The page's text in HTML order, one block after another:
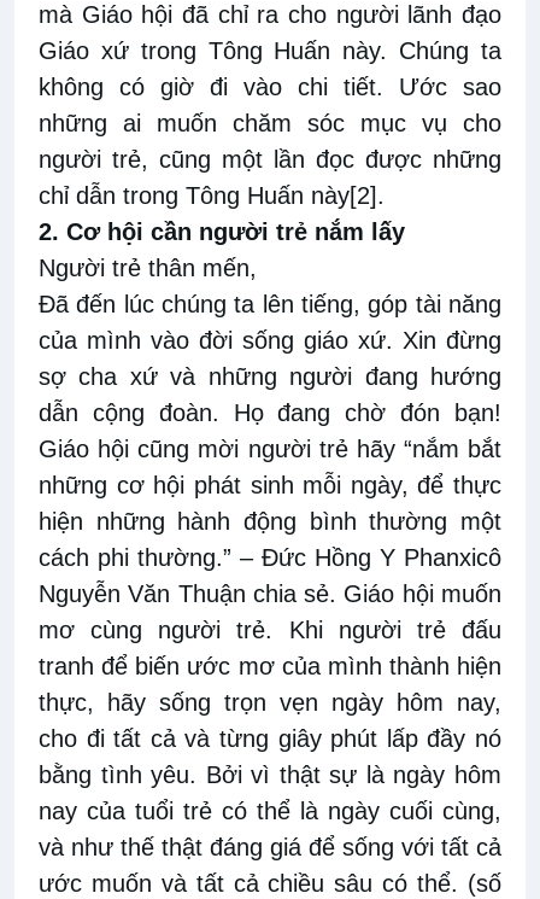
mà Giáo hội đã chỉ ra cho người lãnh đạo
Giáo xứ trong Tông Huấn này. Chúng ta
không có giờ đi vào chi tiết. Ước sao
những ai muốn chăm sóc mục vụ cho
người trẻ, cũng một lần đọc được những
chỉ dẫn trong Tông Huấn này[2].
2. Cơ hội cần người trẻ nắm lấy
Người trẻ thân mến,
Đã đến lúc chúng ta lên tiếng, góp tài năng
của mình vào đời sống giáo xứ. Xin đừng
sợ cha xứ và những người đang hướng
dẫn cộng đoàn. Họ đang chờ đón bạn!
Giáo hội cũng mời người trẻ hãy “nắm bắt
những cơ hội phát sinh mỗi ngày, để thực
hiện những hành động bình thường một
cách phi thường.” – Đức Hồng Y Phanxicô
Nguyễn Văn Thuận chia sẻ. Giáo hội muốn
mơ cùng người trẻ. Khi người trẻ đấu
tranh để biến ước mơ của mình thành hiện
thực, hãy sống trọn vẹn ngày hôm nay,
cho đi tất cả và từng giây phút lấp đầy nó
bằng tình yêu. Bởi vì thật sự là ngày hôm
nay của tuổi trẻ có thể là ngày cuối cùng,
và như thế thật đáng giá để sống với tất cả
ước muốn và tất cả chiều sâu có thể. (số